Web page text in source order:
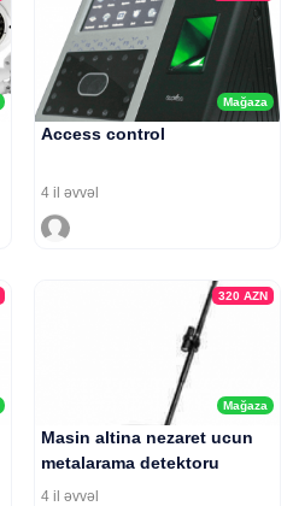
Mağaza
Access control
4 il əvvəl
Mağaza
320 AZN
Masin altina nezaret ucun
metalarama detektoru
4 il əvvəl